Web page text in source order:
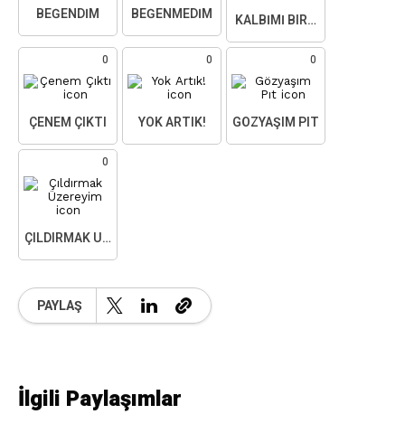
BEĞENDIM BEĞENMEDIM KALBIMI BIRAKTIM
0
ÇENEM ÇIKTI
0
YOK ARTIK!
0
GÖZYAŞIM PIT
0
ÇILDIRMAK ÜZEREYIM
PAYLAŞ
İlgili Paylaşımlar